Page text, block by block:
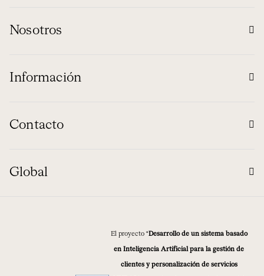
Nosotros
Información
Contacto
Global
El proyecto “Desarrollo de un sistema basado
en Inteligencia Artificial para la gestión de
clientes y personalización de servicios